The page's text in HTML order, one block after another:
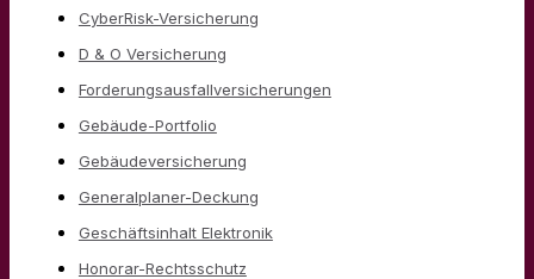
CyberRisk-Versicherung
D & O Versicherung
Forderungsausfallversicherungen
Gebäude-Portfolio
Gebäudeversicherung
Generalplaner-Deckung
Geschäftsinhalt Elektronik
Honorar-Rechtsschutz